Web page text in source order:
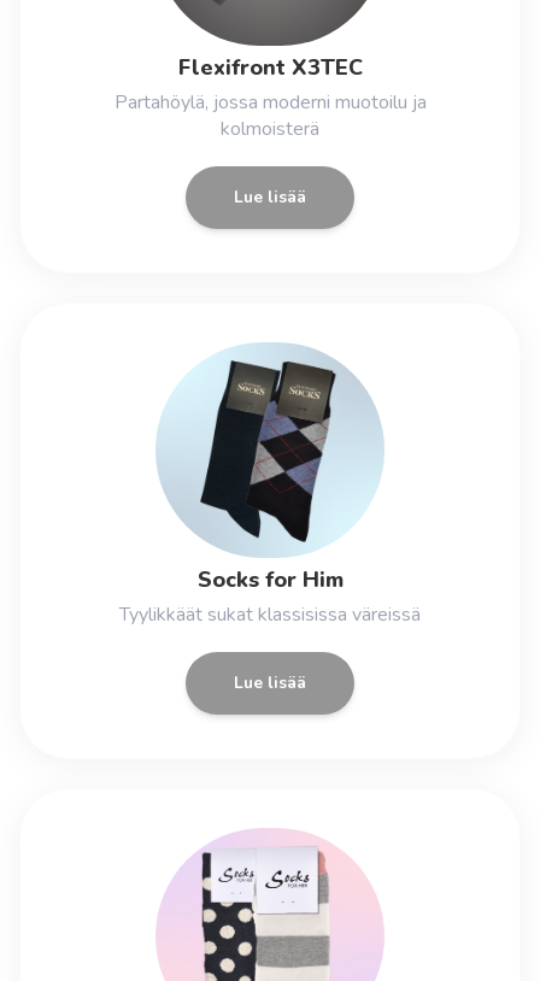
Flexifront X3TEC
Partahöylä, jossa moderni muotoilu ja
kolmoisterä
Lue lisää
Socks for Him
Tyylikkäät sukat klassisissa väreissä
Lue lisää